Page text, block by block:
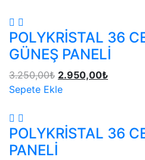
POLYKRİSTAL 36
GÜNEŞ PANELİ
3.250,00₺ 2.950,00₺
Sepete Ekle
POLYKRİSTAL 36
PANELİ